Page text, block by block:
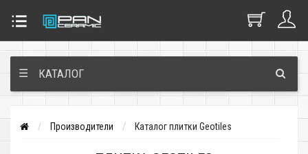
☰ КАТАЛОГ
Производители Каталог плитки Geotiles